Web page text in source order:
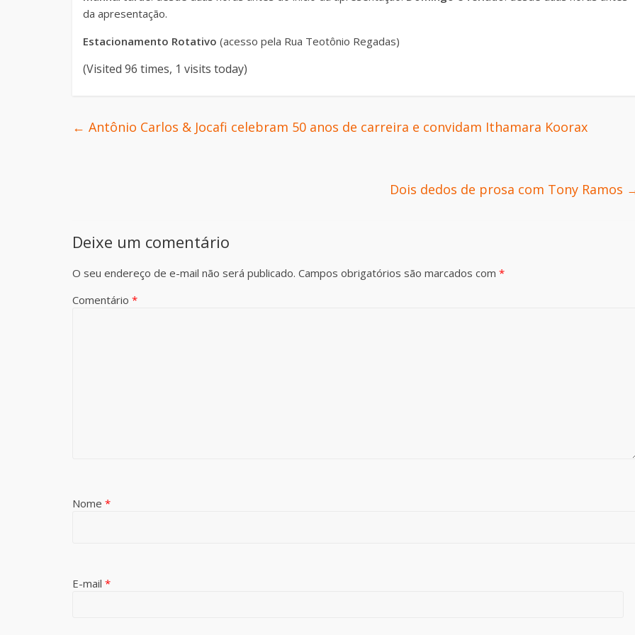
da apresentação.
Estacionamento Rotativo (acesso pela Rua Teotônio Regadas)
(Visited 96 times, 1 visits today)
← Antônio Carlos & Jocafi celebram 50 anos de carreira e convidam Ithamara Koorax
Dois dedos de prosa com Tony Ramos
Deixe um comentário
O seu endereço de e-mail não será publicado. Campos obrigatórios são marcados com *
Comentário *
Nome *
E-mail *